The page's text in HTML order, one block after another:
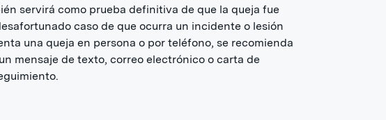
servirá como prueba definitiva de que la queja fue
caso de que ocurra un incidente o lesión
una queja en persona o por teléfono, se recomienda
mensaje de texto, correo electrónico o carta de